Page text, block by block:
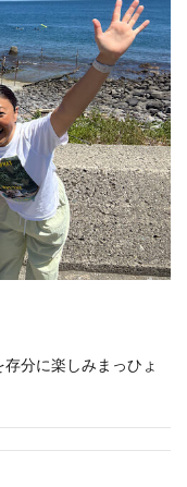
分に楽しみまっひょ